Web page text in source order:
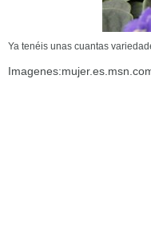
Ya tenéis unas cuantas